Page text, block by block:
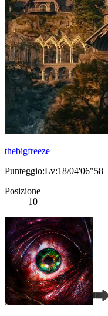
thebigfreeze
Punteggio:Lv:18/04'06"58
Posizione
10